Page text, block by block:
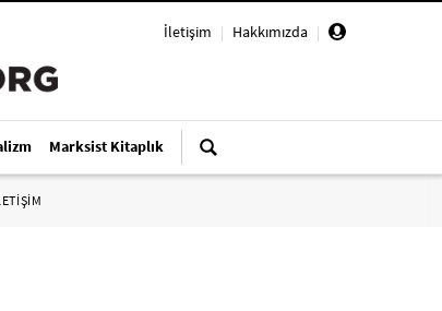
İletişim | Hakkımızda |
Marksist Kitaplık